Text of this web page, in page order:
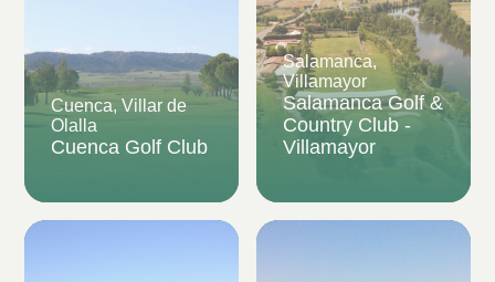
Cuenca, Villar de
Olalla
Cuenca Golf Club
Salamanca,
Villamayor
Salamanca Golf &
Country Club -
Villamayor